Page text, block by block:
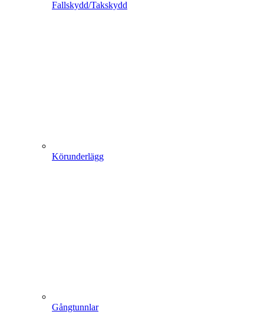
Fallskydd/Takskydd
Körunderlägg
Gångtunnlar